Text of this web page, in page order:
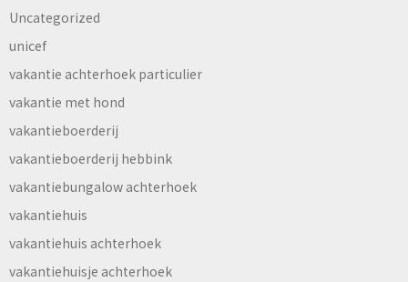
Uncategorized
unicef
vakantie achterhoek particulier
vakantie met hond
vakantieboerderij
vakantieboerderij hebbink
vakantiebungalow achterhoek
vakantiehuis
vakantiehuis achterhoek
vakantiehuisje achterhoek